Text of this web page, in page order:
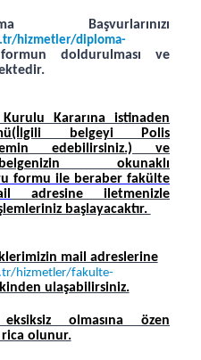
hizmetler/diploma-
doldurulması ve
Kurulu Kararına istinaden
belgeyi Polis
edebilirsiniz.) ve
okunaklı
formu ile beraber fakülte
adresine iletmenizle
başlayacaktır.
mail adreslerine
hizmetler/fakulte-
ulaşabilirsiniz.
olmasına özen
olunur.